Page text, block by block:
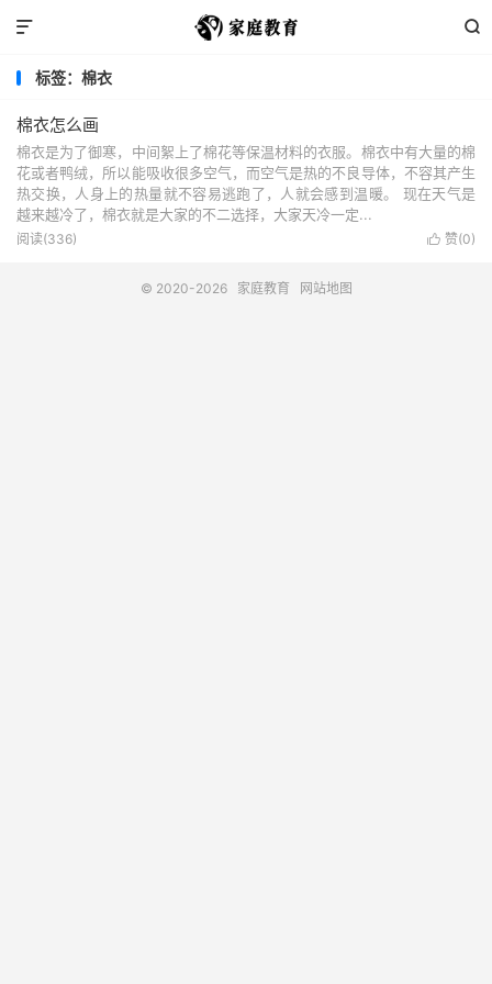


标签：棉衣
棉衣怎么画
棉衣是为了御寒，中间絮上了棉花等保温材料的衣服。棉衣中有大量的棉
花或者鸭绒，所以能吸收很多空气，而空气是热的不良导体，不容其产生
热交换，人身上的热量就不容易逃跑了，人就会感到温暖。 现在天气是
越来越冷了，棉衣就是大家的不二选择，大家天冷一定...
 赞(0)
阅读(336)
© 2020-2026 家庭教育 网站地图